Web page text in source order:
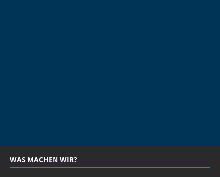
WAS MACHEN WIR?